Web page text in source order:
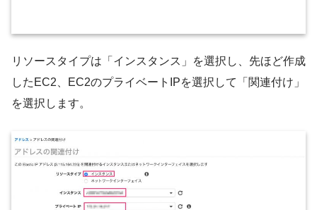
リソースタイプは「インスタンス」を選択し、先ほど作成
したEC2、EC2のプライベートIPを選択して「関連付け」
を選択します。